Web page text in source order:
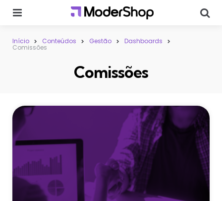
Início Conteúdos Gestão Dashboards
Comissões
Comissões